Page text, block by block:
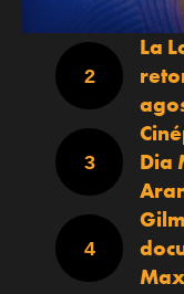
La
Dia
Max